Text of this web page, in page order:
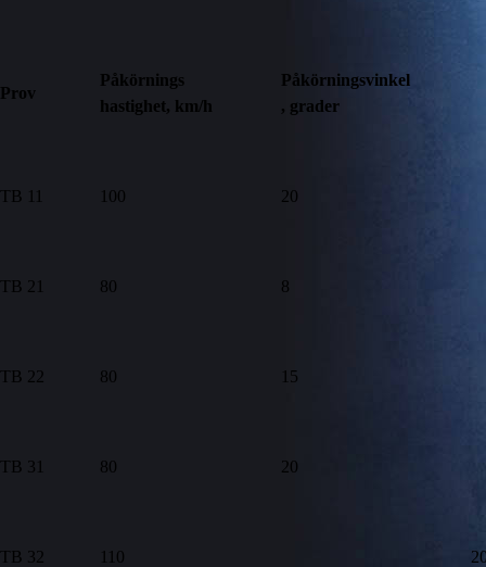
Prov
Påkörnings
hastighet, km/h
Påkörningsvinkel
, grader
TB 11 100 20
TB 21 80 8
TB 22 80 15
TB 31 80 20
TB 32 110